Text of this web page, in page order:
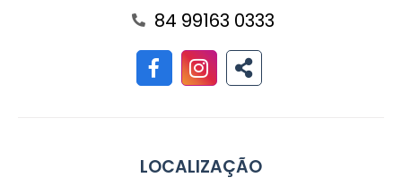
84 99163 0333
LOCALIZAÇÃO